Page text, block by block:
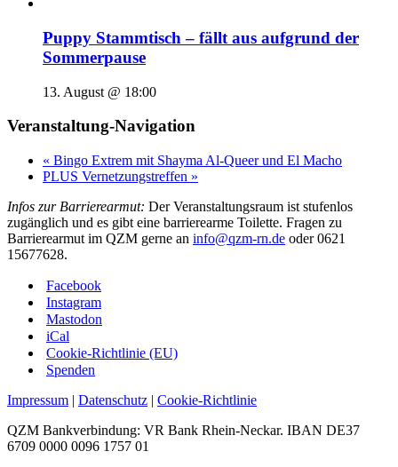
Puppy Stammtisch – fällt aus aufgrund der
Sommerpause
13. August @ 18:00
Veranstaltung-Navigation
« Bingo Extrem mit Shayma Al-Queer und El Macho
PLUS Vernetzungstreffen »
Infos zur Barrierearmut: Der Veranstaltungsraum ist stufenlos
zugänglich und es gibt eine barrierearme Toilette. Fragen zu
Barrierearmut im QZM gerne an info@qzm-rn.de oder 0621
15677628.
Facebook
Instagram
Mastodon
iCal
Cookie-Richtlinie (EU)
Spenden
Impressum | Datenschutz | Cookie-Richtlinie
QZM Bankverbindung: VR Bank Rhein-Neckar. IBAN DE37
6709 0000 0096 1757 01